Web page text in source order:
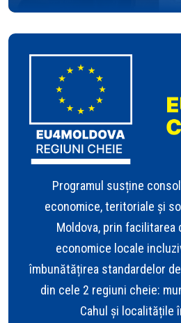
Programul susține
economice, teritoriale și
Moldova, prin
economice locale
îmbunătățirea standardelor
din cele 2 regiuni cheie:
Cahul și localitățile